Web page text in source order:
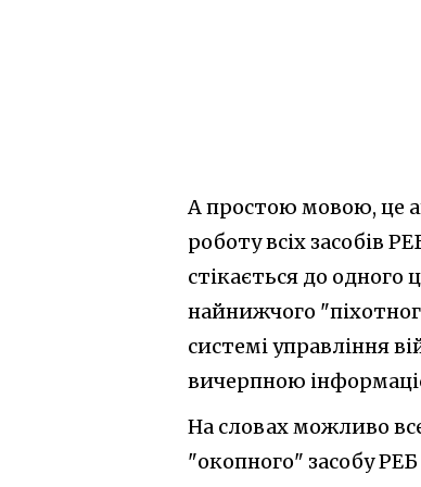
А простою мовою, це
роботу всіх засобів
стікається до одного
найнижчого
системі управління
вичерпною
На словах можливо
"окопного" засобу